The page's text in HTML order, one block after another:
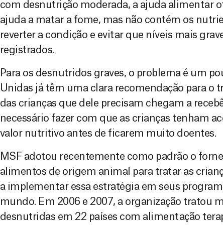
com desnutrição moderada, a ajuda alimentar
ajuda a matar a fome, mas não contém os
reverter a condição e evitar que níveis mais
registrados.
Para os desnutridos graves, o problema é um
Unidas já têm uma clara recomendação para o
das crianças que dele precisam chegam a
necessário fazer com que as crianças tenham
valor nutritivo antes de ficarem muito doentes.
MSF adotou recentemente como padrão o
alimentos de origem animal para tratar as
a implementar essa estratégia em seus
mundo. Em 2006 e 2007, a organização tratou
desnutridas em 22 países com alimentação